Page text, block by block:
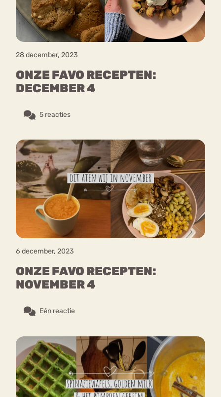
28 december, 2023
ONZE FAVO RECEPTEN:
DECEMBER 4
5 reacties
6 december, 2023
ONZE FAVO RECEPTEN:
NOVEMBER 4
Eén reactie